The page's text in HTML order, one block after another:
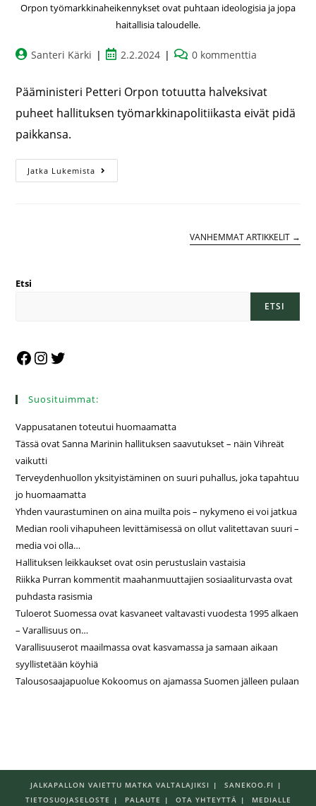
Orpon työmarkkinaheikennykset ovat puhtaan ideologisia ja jopa
haitallisia taloudelle.
Santeri Kärki 2.2.2024 0 kommenttia
Pääministeri Petteri Orpon totuutta halveksivat
puheet hallituksen työmarkkinapolitiikasta eivät pidä
paikkansa.
Jatka Lukemista
VANHEMMAT ARTIKKELIT →
Etsi
ETSI
Suosituimmat:
Vappusatanen toteutui huomaamatta
Tässä ovat Sanna Marinin hallituksen saavutukset – näin Vihreät
vaikutti
Terveydenhuollon yksityistäminen on suuri puhallus, joka tapahtuu
jo huomaamatta
Yhden vaurastuminen on aina muilta pois – nykymeno ei voi jatkua
Median rooli vihapuheen levittämisessä on ollut valitettavan suuri –
media voi olla…
Hallituksen leikkaukset ovat osin perustuslain vastaisia
Riikka Purran kommentit maahanmuuttajien sosiaaliturvasta ovat
puhdasta rasismia
Tuloerot Suomessa ovat kasvaneet valtavasti vuodesta 1995 alkaen
– Varallisuus on…
Varallisuuserot maailmassa ovat kasvamassa ja samaan aikaan
syyllistetään köyhiä
Talousosaajapuolue Kokoomus on ajamassa Suomen jälleen pulaan
JALKAPALLON VAIETTU MATKA VALTALAJIKSI
SANEKOO.FI
TIETOSUOJASELOSTE
PALAUTE OTA YHTEYTTÄ MEDIALLE